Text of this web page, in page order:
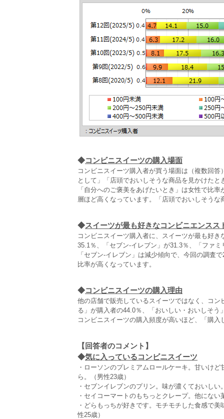
◆コンビニスイーツの購入場面
コンビニスイーツ購入者が買う場面は（複数回
として」「店頭でおいしそうな商品を見かけた
「自分へのご褒美をあげたいとき」は女性で比
層ほど高くなっています。「店頭でおいしそう
◆スイーツが最も好きなコンビニエンスス
コンビニスイーツ購入者に、スイーツが最も好
35.1％、「セブン‐イレブン」が31.3％、「ファ
「セブン‐イレブン」は減少傾向で、今回の調査
比率が高くなっています。
◆コンビニスイーツの購入理由
他の店舗で販売しているスイーツではなく、コ
る」が購入者の44.0％、「おいしい・おいしそ
コンビニスイーツの購入頻度が高いほど、「購
【回答者のコメント】
◆気に入っているコンビニスイーツ
・ローソンのプレミアムロールケーキ。甘いけ
ら。（男性23歳）
・セブンイレブンのプリン。味が濃くておいしい
・セイコーマートのもちっとクレープ。他にな
・どらもっちが好きです。モチモチした食感で
性25歳）